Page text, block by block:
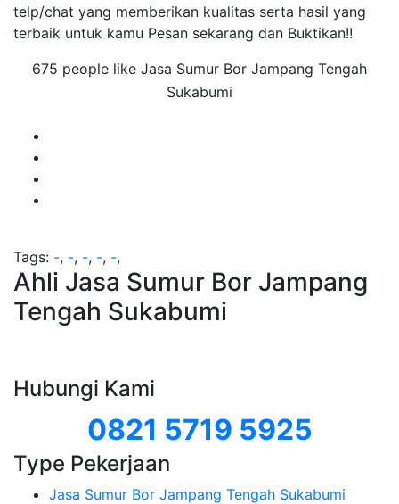
telp/chat yang memberikan kualitas serta hasil yang
terbaik untuk kamu Pesan sekarang dan Buktikan!!
675 people like Jasa Sumur Bor Jampang Tengah
Sukabumi
Tags: -, -, -, -, -,
Ahli Jasa Sumur Bor Jampang
Tengah Sukabumi
Hubungi Kami
0821 5719 5925
Type Pekerjaan
Jasa Sumur Bor Jampang Tengah Sukabumi